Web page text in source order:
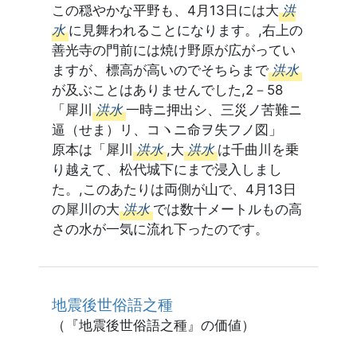
この穏やかな平野も、4月13日には大 洪
水 に見舞われることになります。,右上の
善光寺の門前には焼け野原が広がってい
ますが、標高が高いのでそちらまで 洪水
が及ぶことはありませんでした,2－58
「犀川 洪水 一時ニ押出シ、三災ノ苦難ニ
逼（せま）リ、コヽニ命ヲ失フノ図」
原本は「犀川 洪水 ,大 洪水 は千曲川を乗
り越えて、松代城下にまで浸入しまし
た。,このあたりは両側が山で、4月13日
の犀川の大 洪水 では数十メートルもの高
さの水が一気に流れ下ったのです。
地震後世俗語之種
（『地震後世俗語之種』の価値）